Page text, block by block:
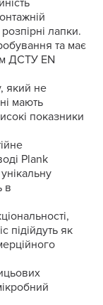
лапки.
та має
ДСТУ EN
який не
мають
показники
Plank
в
підійдуть як